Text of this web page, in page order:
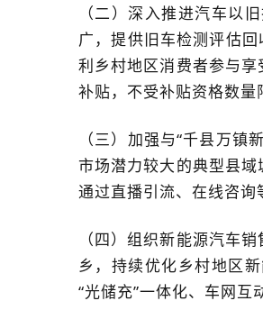
（二）深入推进汽车以
广，提供旧车检测评估
利乡村地区消费者参与
补贴，不受补贴资格数量
（三）加强与“千县万镇
市场潜力较大的典型县域
通过直播引流、在线咨询
（四）组织新能源汽车
乡，持续优化乡村地区
“光储充”一体化、车网互